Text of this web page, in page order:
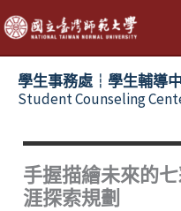
跳
至
主
學生事務處┆學生輔導
Student Counseling
手握描繪未來的
涯探索規劃